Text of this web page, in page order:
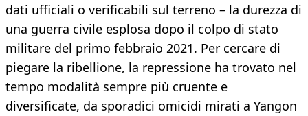
dati ufficiali o verificabili sul terreno – la durezza di
una guerra civile esplosa dopo il colpo di stato
militare del primo febbraio 2021. Per cercare di
piegare la ribellione, la repressione ha trovato nel
tempo modalità sempre più cruente e
diversificate, da sporadici omicidi mirati a Yangon